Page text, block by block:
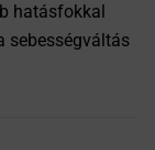
hatásfokkal
sebességváltás